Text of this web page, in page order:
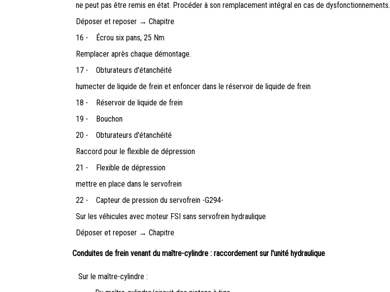
ne peut pas être remis en état. Procéder à son remplacement intégral en cas de dysfonctionnements.
Déposer et reposer → Chapitre
16 -
Écrou six pans, 25 Nm
Remplacer après chaque démontage.
17 -
Obturateurs d'étanchéité
humecter de liquide de frein et enfoncer dans le réservoir de liquide de frein
18 -
Réservoir de liquide de frein
19 -
Bouchon
20 -
Obturateurs d'étanchéité
Raccord pour le flexible de dépression
21 -
Flexible de dépression
mettre en place dans le servofrein
22 -
Capteur de pression du servofrein -G294-
Sur les véhicules avec moteur FSI sans servofrein hydraulique
Déposer et reposer → Chapitre
Conduites de frein venant du maître-cylindre : raccordement sur l'unité hydraulique
Sur le maître-cylindre :